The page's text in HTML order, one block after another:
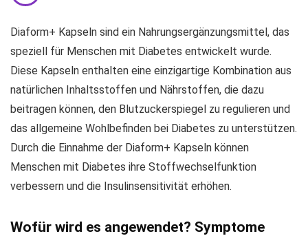
Diaform+ Kapseln sind ein Nahrungsergänzungsmittel, das
speziell für Menschen mit Diabetes entwickelt wurde.
Diese Kapseln enthalten eine einzigartige Kombination aus
natürlichen Inhaltsstoffen und Nährstoffen, die dazu
beitragen können, den Blutzuckerspiegel zu regulieren und
das allgemeine Wohlbefinden bei Diabetes zu unterstützen.
Durch die Einnahme der Diaform+ Kapseln können
Menschen mit Diabetes ihre Stoffwechselfunktion
verbessern und die Insulinsensitivität erhöhen.
Wofür wird es angewendet? Symptome